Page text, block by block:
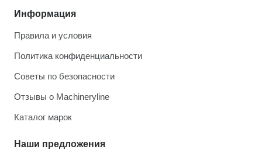
Информация
Правила и условия
Политика конфиденциальности
Советы по безопасности
Отзывы о Machineryline
Каталог марок
Наши предложения